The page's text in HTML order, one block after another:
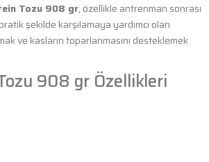
Tozu 908 gr, özellikle antrenman sonrası
şekilde karşılamaya yardımcı olan
ve kasların toparlanmasını desteklemek
908 gr Özellikleri